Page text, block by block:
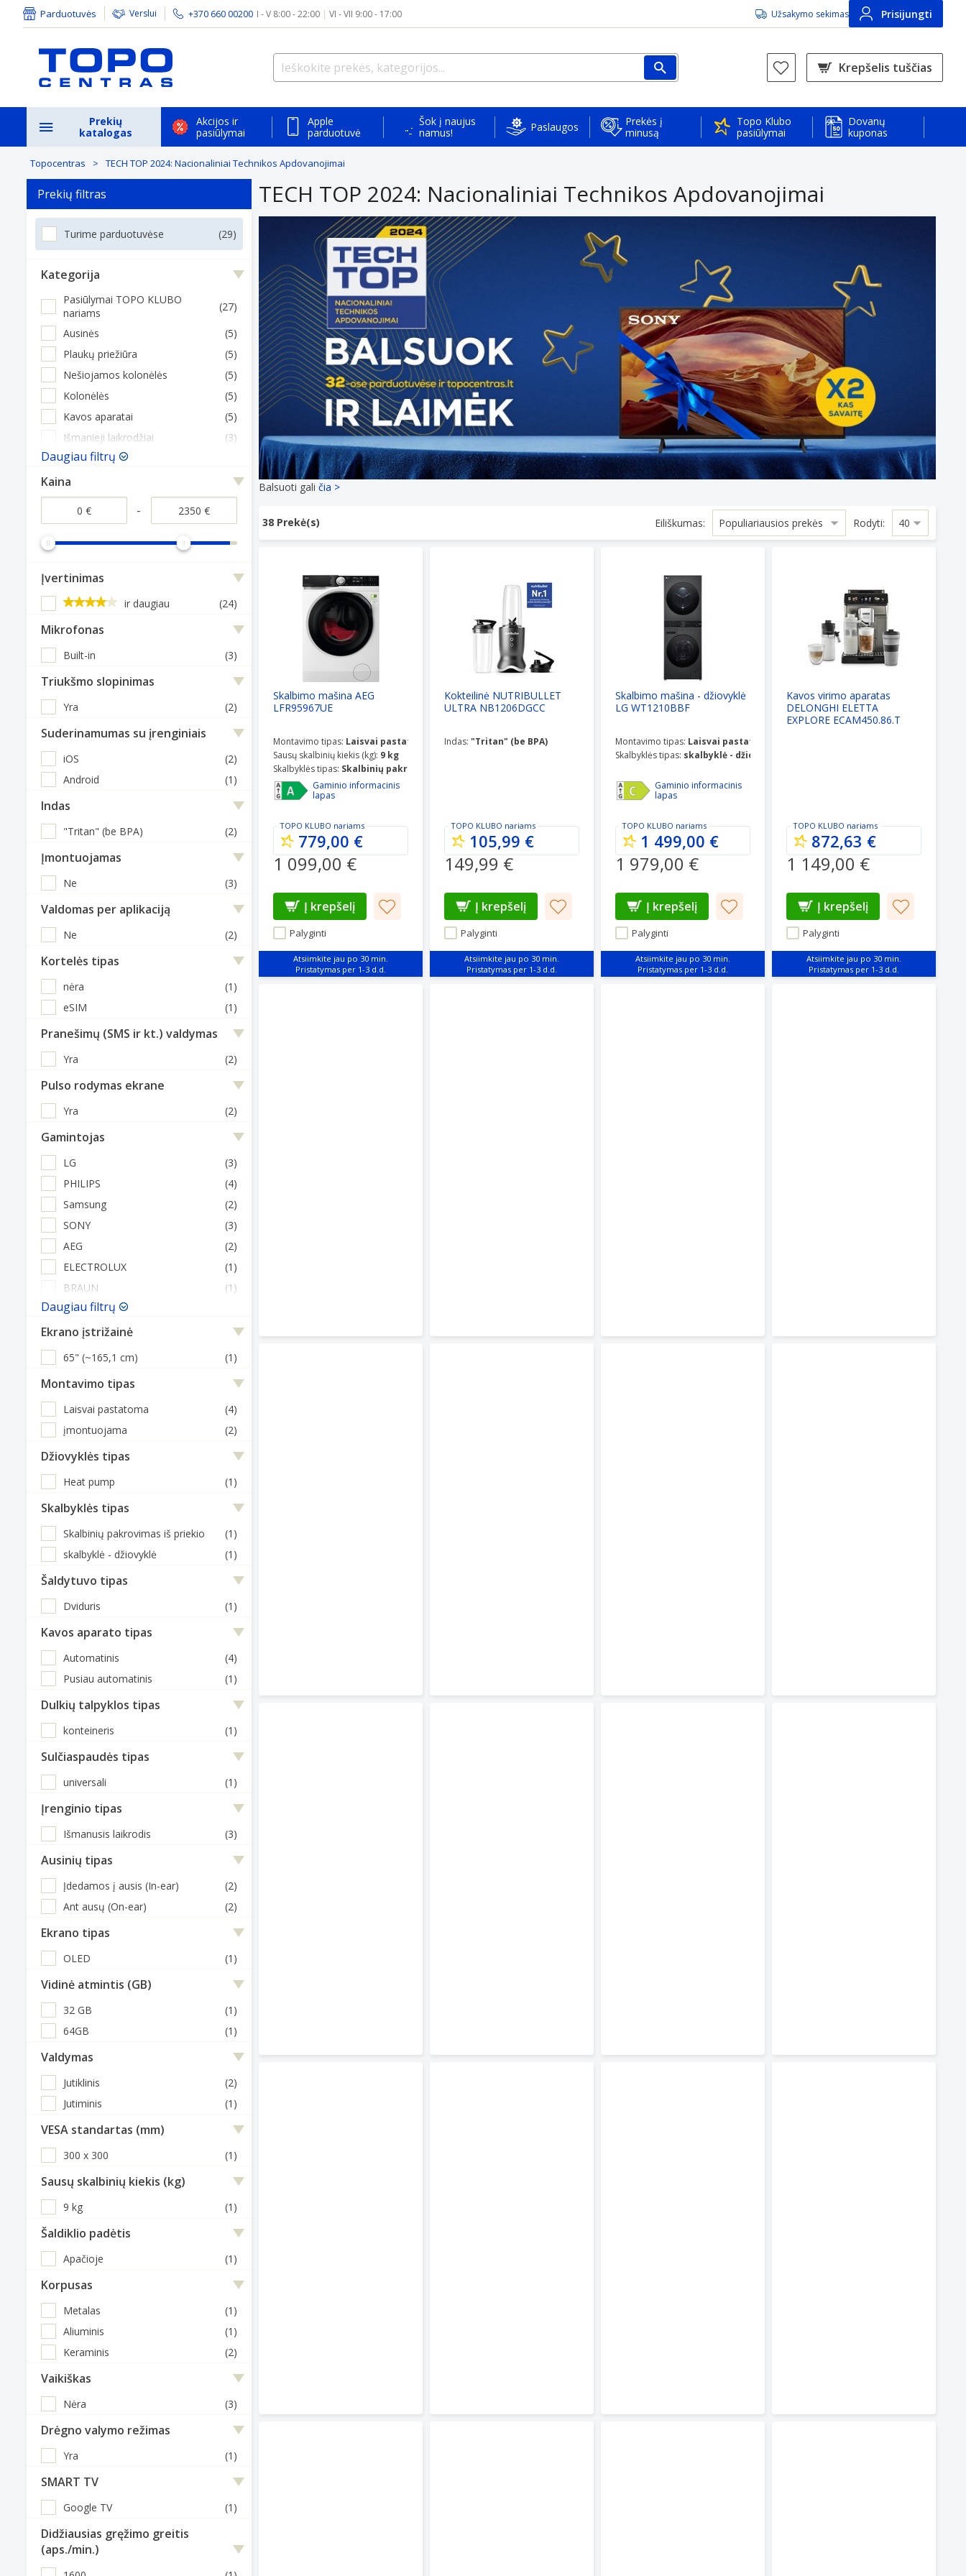
Parduotuvės Verslui +370 660 00200 I - V 8:00 - 22:00 | VI - VII 9:00 - 17:00 Užsakymo sekimas Prisijungti
Krepšelis tuščias
Prekių
katalogas
Akcijos ir
pasiūlymai
Apple
parduotuvė
Šok į naujus
namus!
Paslaugos
Prekės į
minusą
Topo Klubo
pasiūlymai
Dovanų
kuponas
Topocentras TECH TOP 2024: Nacionaliniai Technikos Apdovanojimai
Prekių filtras
Turime parduotuvėse (29)
Kategorija
Pasiūlymai TOPO KLUBO
nariams
(27)
Ausinės
(5)
Plaukų priežiūra
(5)
Nešiojamos kolonėlės
(5)
Kolonėlės
(5)
Kavos aparatai
(5)
Išmanieji laikrodžiai
(3)
Daugiau filtrų
Kaina
-
Įvertinimas
ir daugiau (24)
Mikrofonas
Built-in (3)
Triukšmo slopinimas
Yra (2)
Suderinamumas su įrenginiais
iOS
(2)
Android
(1)
Indas
"Tritan" (be BPA) (2)
Įmontuojamas
Ne (3)
Valdomas per aplikaciją
Ne (2)
Kortelės tipas
nėra
(1)
eSIM
(1)
Pranešimų (SMS ir kt.) valdymas
Yra (2)
Pulso rodymas ekrane
Yra (2)
Gamintojas
LG
(3)
PHILIPS
(4)
Samsung
(2)
SONY
(3)
AEG
(2)
ELECTROLUX
(1)
BRAUN
(1)
Daugiau filtrų
Ekrano įstrižainė
65" (~165,1 cm) (1)
Montavimo tipas
Laisvai pastatoma
(4)
įmontuojama
(2)
Džiovyklės tipas
Heat pump (1)
Skalbyklės tipas
Skalbinių pakrovimas iš priekio
(1)
skalbyklė - džiovyklė
(1)
Šaldytuvo tipas
Dviduris (1)
Kavos aparato tipas
Automatinis
(4)
Pusiau automatinis
(1)
Dulkių talpyklos tipas
konteineris (1)
Sulčiaspaudės tipas
universali (1)
Įrenginio tipas
Išmanusis laikrodis (3)
Ausinių tipas
Įdedamos į ausis (In-ear)
(2)
Ant ausų (On-ear)
(2)
Ekrano tipas
OLED (1)
Vidinė atmintis (GB)
32 GB
(1)
64GB
(1)
Valdymas
Jutiklinis
(2)
Jutiminis
(1)
VESA standartas (mm)
300 x 300 (1)
Sausų skalbinių kiekis (kg)
9 kg (1)
Šaldiklio padėtis
Apačioje (1)
Korpusas
Metalas
(1)
Aliuminis
(1)
Keraminis
(2)
Vaikiškas
Nėra (3)
Drėgno valymo režimas
Yra (1)
SMART TV
Google TV (1)
Didžiausias gręžimo greitis
(aps./min.)
TECH TOP 2024: Nacionaliniai Technikos Apdovanojimai
Balsuoti gali čia >
38 Prekė(s) Eiliškumas: Rodyti:
Skalbimo mašina AEG
LFR95967UE
Montavimo tipas: Laisvai pastatoma
Sausų skalbinių kiekis (kg): 9 kg
Skalbyklės tipas: Skalbinių pakrovimas iš priekio
Gaminio informacinis
lapas
TOPO KLUBO nariams
779,00 €
1 099,00 €
Palyginti
Į krepšelį
Atsiimkite jau po 30 min.
Kokteilinė NUTRIBULLET
ULTRA NB1206DGCC
Indas: "Tritan" (be BPA)
TOPO KLUBO nariams
105,99 €
149,99 €
Palyginti
Į krepšelį
Atsiimkite jau po 30 min.
Skalbimo mašina - džiovyklė
LG WT1210BBF
Montavimo tipas: Laisvai pastatoma
Skalbyklės tipas: skalbyklė - džiovyklė
Gaminio informacinis
lapas
TOPO KLUBO nariams
1 499,00 €
1 979,00 €
Palyginti
Į krepšelį
Atsiimkite jau po 30 min.
Kavos virimo aparatas
DELONGHI ELETTA
EXPLORE ECAM450.86.T
TOPO KLUBO nariams
872,63 €
1 149,00 €
Palyginti
Į krepšelį
Atsiimkite jau po 30 min.